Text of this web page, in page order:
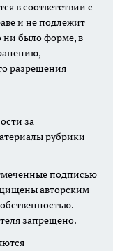
в соответствии с
и не подлежит
ни было форме, в
разрешения
за
рубрики
подписью
авторским
запрещено.